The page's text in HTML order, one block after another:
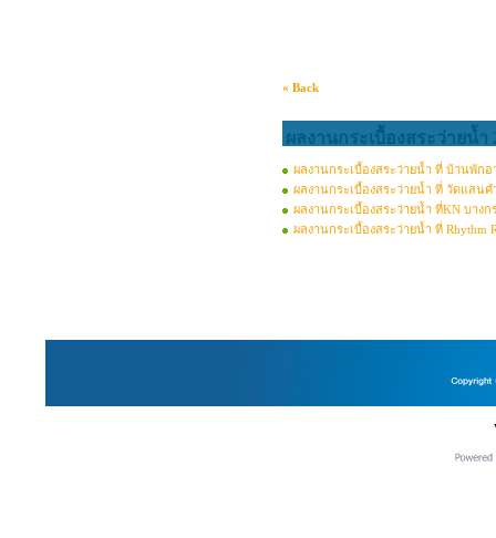
« Back
ผลงานกระเบื้องสระว่ายน้ำ
ผลงานกระเบื้องสระว่ายน้ำ ที่ บ้านพัก
ผลงานกระเบื้องสระว่ายน้ำ ที่ วัดแสนค
ผลงานกระเบื้องสระว่ายน้ำ ที่KN บางก
ผลงานกระเบื้องสระว่ายน้ำ ที่ Rhythm